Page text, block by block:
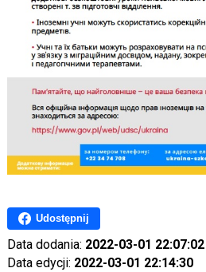
Udostępnij
Data dodania: 2022-03-01 22:07:02
Data edycji: 2022-03-01 22:14:30